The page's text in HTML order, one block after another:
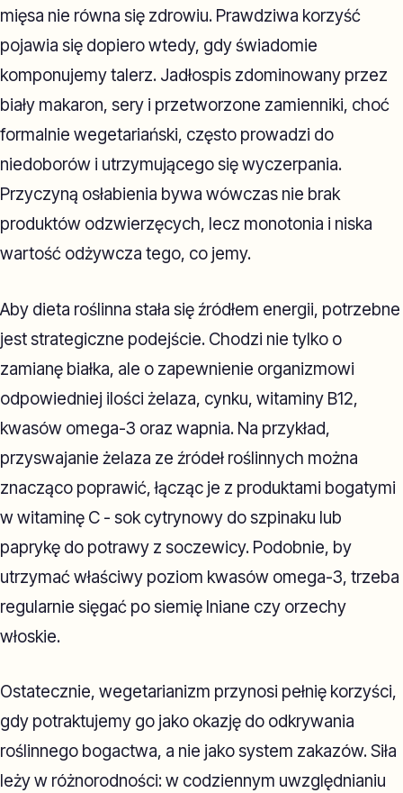
mięsa nie równa się zdrowiu. Prawdziwa korzyść
pojawia się dopiero wtedy, gdy świadomie
komponujemy talerz. Jadłospis zdominowany przez
biały makaron, sery i przetworzone zamienniki, choć
formalnie wegetariański, często prowadzi do
niedoborów i utrzymującego się wyczerpania.
Przyczyną osłabienia bywa wówczas nie brak
produktów odzwierzęcych, lecz monotonia i niska
wartość odżywcza tego, co jemy.
Aby dieta roślinna stała się źródłem energii, potrzebne
jest strategiczne podejście. Chodzi nie tylko o
zamianę białka, ale o zapewnienie organizmowi
odpowiedniej ilości żelaza, cynku, witaminy B12,
kwasów omega-3 oraz wapnia. Na przykład,
przyswajanie żelaza ze źródeł roślinnych można
znacząco poprawić, łącząc je z produktami bogatymi
w witaminę C - sok cytrynowy do szpinaku lub
paprykę do potrawy z soczewicy. Podobnie, by
utrzymać właściwy poziom kwasów omega-3, trzeba
regularnie sięgać po siemię lniane czy orzechy
włoskie.
Ostatecznie, wegetarianizm przynosi pełnię korzyści,
gdy potraktujemy go jako okazję do odkrywania
roślinnego bogactwa, a nie jako system zakazów. Siła
leży w różnorodności: w codziennym uwzględnianiu